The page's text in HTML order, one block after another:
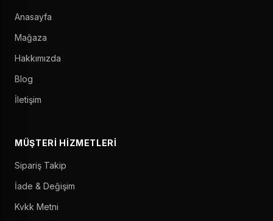
Anasayfa
Mağaza
Hakkımızda
Blog
İletişim
MÜŞTERI HIZMETLERI
Sipariş Takip
İade & Değişim
Kvkk Metni